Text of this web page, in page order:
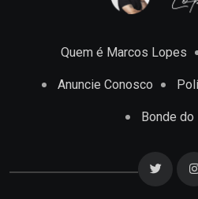
Quem é Marcos Lopes
Anuncie Conosco
Bonde do